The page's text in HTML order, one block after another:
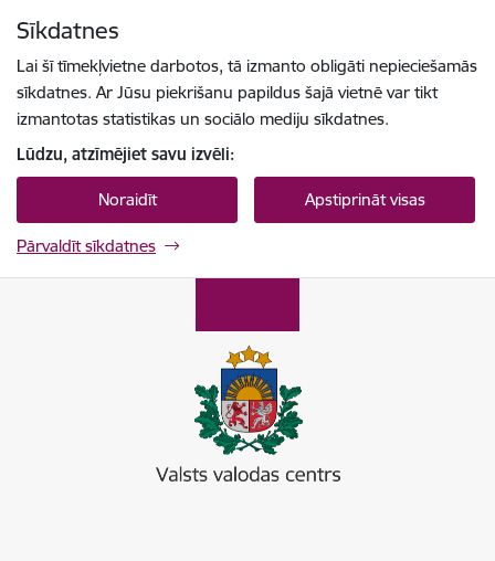
Sīkdatnes
Lai šī tīmekļvietne darbotos, tā izmanto obligāti nepieciešamās
sīkdatnes. Ar Jūsu piekrišanu papildus šajā vietnē var tikt
izmantotas statistikas un sociālo mediju sīkdatnes.
Lūdzu, atzīmējiet savu izvēli:
Noraidīt Apstiprināt visas
Pārvaldīt sīkdatnes